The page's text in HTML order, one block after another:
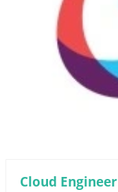
Cloud Engineer